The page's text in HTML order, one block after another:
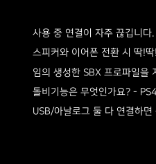
사용 중 연결이 자주 끊깁니다.
스피커와 이어폰 전환 시 딱!
임의 생성한 SBX 프로파일을
돌비기능은 무엇인가요? -
USB/아날로그 둘 다 연결하면